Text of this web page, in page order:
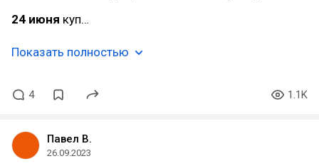
24 июня куп…
Показать полностью
4 1.1K
Павел В.
26.09.2023